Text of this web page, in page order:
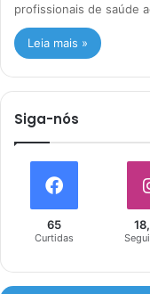
profissionais de saúde
Leia mais »
Siga-nós
65
Curtidas